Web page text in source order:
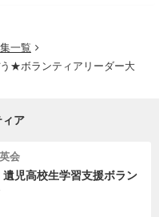
一覧
う★ボランティアリーダー大
ィア
会
遺児高校生学習支援ボラン